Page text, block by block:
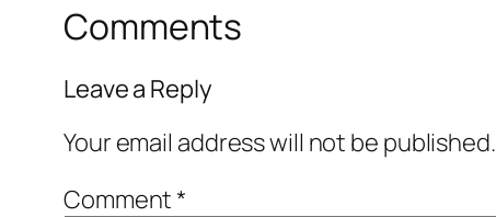
Comments
Leave a Reply
Your email address will not be published.
Comment*